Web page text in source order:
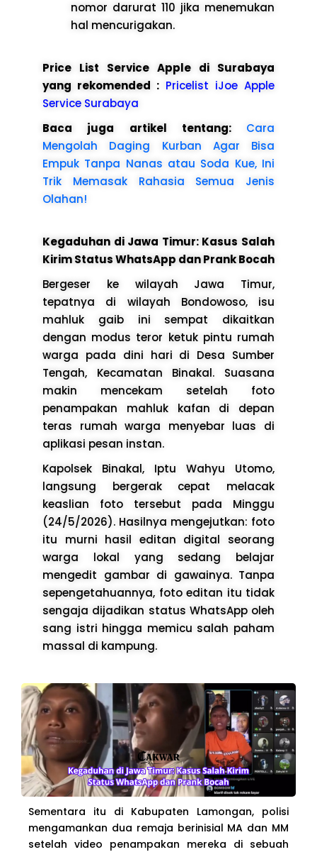
nomor darurat 110 jika menemukan
hal mencurigakan.
Price List Service Apple di Surabaya
yang rekomended : Pricelist iJoe Apple
Service Surabaya
Baca juga artikel tentang: Cara
Mengolah Daging Kurban Agar Bisa
Empuk Tanpa Nanas atau Soda Kue, Ini
Trik Memasak Rahasia Semua Jenis
Olahan!
Kegaduhan di Jawa Timur: Kasus Salah
Kirim Status WhatsApp dan Prank Bocah
Bergeser ke wilayah Jawa Timur,
tepatnya di wilayah Bondowoso, isu
mahluk gaib ini sempat dikaitkan
dengan modus teror ketuk pintu rumah
warga pada dini hari di Desa Sumber
Tengah, Kecamatan Binakal. Suasana
makin mencekam setelah foto
penampakan mahluk kafan di depan
teras rumah warga menyebar luas di
aplikasi pesan instan.
Kapolsek Binakal, Iptu Wahyu Utomo,
langsung bergerak cepat melacak
keaslian foto tersebut pada Minggu
(24/5/2026). Hasilnya mengejutkan: foto
itu murni hasil editan digital seorang
warga lokal yang sedang belajar
mengedit gambar di gawainya. Tanpa
sepengetahuannya, foto editan itu tidak
sengaja dijadikan status WhatsApp oleh
sang istri hingga memicu salah paham
massal di kampung.
Sementara itu di Kabupaten Lamongan, polisi
mengamankan dua remaja berinisial MA dan MM
setelah video penampakan mereka di sebuah